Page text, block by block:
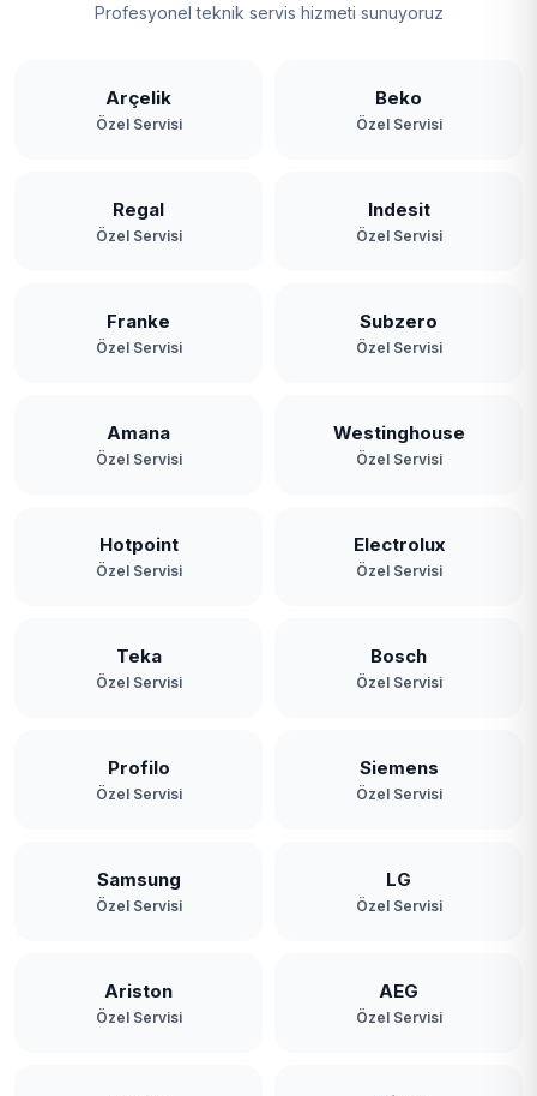
Profesyonel teknik servis hizmeti sunuyoruz
Arçelik
Özel Servisi
Beko
Özel Servisi
Regal
Özel Servisi
Indesit
Özel Servisi
Franke
Özel Servisi
Subzero
Özel Servisi
Amana
Özel Servisi
Westinghouse
Özel Servisi
Hotpoint
Özel Servisi
Electrolux
Özel Servisi
Teka
Özel Servisi
Bosch
Özel Servisi
Profilo
Özel Servisi
Siemens
Özel Servisi
Samsung
Özel Servisi
LG
Özel Servisi
Ariston
Özel Servisi
AEG
Özel Servisi